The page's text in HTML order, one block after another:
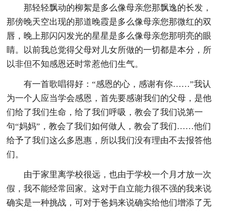
那轻轻飘动的柳絮是多么像母亲您那飘逸的长发，
那傍晚天空出现的那道晚霞是多么像母亲您那微红的双
唇，晚上那闪闪发光的星星是多么像母亲您那明亮的眼
睛。以前我总觉得父母对儿女所做的一切都是本分，所
以非但不知感恩还时常惹他们生气。
有一首歌唱得好：“感恩的心，感谢有你……”我认
为一个人应当学会感恩，首先要感谢我们的父母，是他
们给了我们生命，给了我们呼吸，教会了我们说第一
句“妈妈”，教会了我们如何做人，教会了我们……他们
给予了我们这么多恩惠，所以我们没有理由不去报答他
们。
由于家里离学校很远，也由于学校一个月才放一次
假，我不能经常回家。这对于自立能力很不强的我来说
确实是一种挑战，可对于爸妈来说确实给他们增添了无